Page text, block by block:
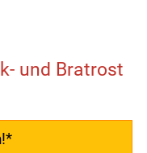
und Bratrost